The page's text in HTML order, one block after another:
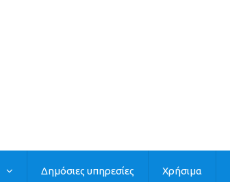
Δημόσιες υπηρεσίες Χρήσιμα